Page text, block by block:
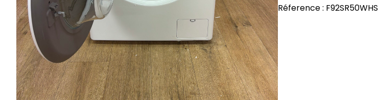
Réference : F92SR50WHS